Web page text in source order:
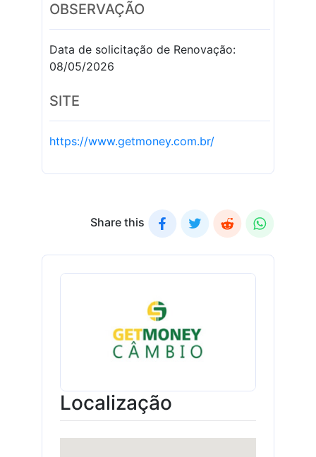
OBSERVAÇÃO
Data de solicitação de Renovação:
08/05/2026
SITE
https://www.getmoney.com.br/
Share this
Localização